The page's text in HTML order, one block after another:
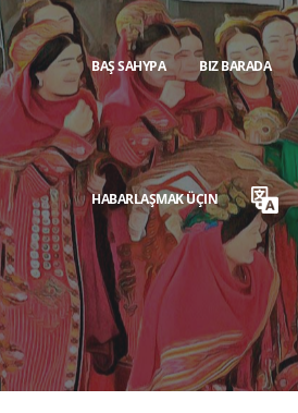
BAŞ SAHYPA BIZ BARADA
HABARLAŞMAK ÜÇIN